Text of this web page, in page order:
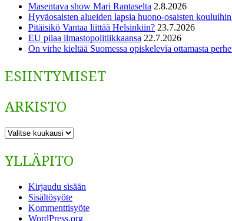
Masentava show Mari Rantaselta 2.8.2026
Hyväosaisten alueiden lapsia huono-osaisten
Pitäisikö Vantaa liittää Helsinkiin? 23.7.2026
EU pilaa ilmastopolitiikkaansa 22.7.2026
On virhe kieltää Suomessa opiskelevia ottamasta
ESIINTYMISET
ARKISTO
ARKISTO
YLLÄPITO
Kirjaudu sisään
Sisältösyöte
Kommenttisyöte
WordPress.org